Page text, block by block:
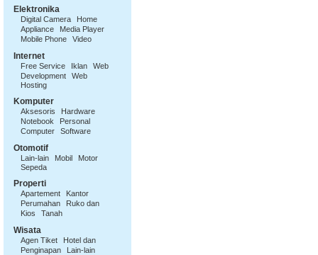
Elektronika
Digital Camera
Home
Appliance
Media Player
Mobile Phone
Video
Internet
Free Service Iklan
Web
Development
Web
Hosting
Komputer
Aksesoris
Hardware
Notebook
Personal
Computer
Software
Otomotif
Lain-lain Mobil
Motor
Sepeda
Properti
Apartement
Kantor
Perumahan
Ruko dan
Kios
Tanah
Wisata
Agen Tiket
Hotel dan
Penginapan
Lain-lain